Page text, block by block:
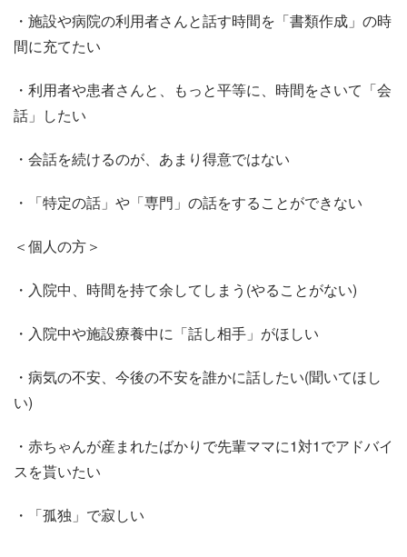
・施設や病院の利用者さんと話す時間を「書類作成」の時
間に充てたい
・利用者や患者さんと、もっと平等に、時間をさいて「会
話」したい
・会話を続けるのが、あまり得意ではない
・「特定の話」や「専門」の話をすることができない
＜個人の方＞
・入院中、時間を持て余してしまう(やることがない)
・入院中や施設療養中に「話し相手」がほしい
・病気の不安、今後の不安を誰かに話したい(聞いてほし
い)
・赤ちゃんが産まれたばかりで先輩ママに1対1でアドバイ
スを貰いたい
・「孤独」で寂しい